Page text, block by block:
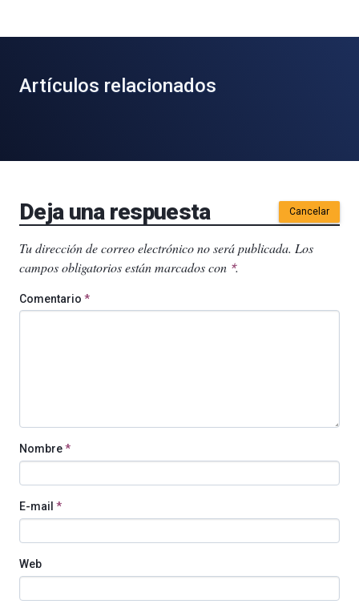
Artículos relacionados
Deja una respuesta Cancelar
Tu dirección de correo electrónico no será publicada. Los
campos obligatorios están marcados con *.
Comentario *
Nombre*
E-mail *
Web